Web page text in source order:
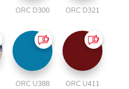
ORC D300 ORC D321
ORC U388 ORC U411